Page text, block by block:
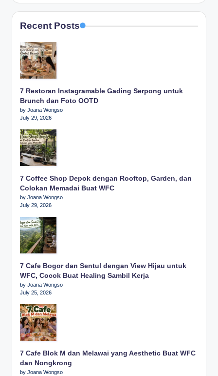
Recent Posts
7 Restoran Instagramable Gading Serpong untuk
Brunch dan Foto OOTD
by Joana Wongso
July 29, 2026
7 Coffee Shop Depok dengan Rooftop, Garden, dan
Colokan Memadai Buat WFC
by Joana Wongso
July 29, 2026
7 Cafe Bogor dan Sentul dengan View Hijau untuk
WFC, Cocok Buat Healing Sambil Kerja
by Joana Wongso
July 25, 2026
7 Cafe Blok M dan Melawai yang Aesthetic Buat WFC
dan Nongkrong
by Joana Wongso